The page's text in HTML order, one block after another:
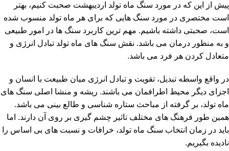
پیش از این که در مورد سنگ ماه تولد اردیبهشت صحبت کنیم، بهتر
است مختصری در مورد سنگ هایی که برای هر ماه تولد منسوب شده
است، صحبتی داشته باشیم. مهم ترین کاربرد سنگ ها در امور طبیعی
و به منظور درمان می باشد. نقش سنگ های ماه تولد تبادل انرژی و
متعادل کردن هر فرد می باشد.
در واقع واسطه تبدیل، تقویت و تبادل انرژی میان طبیعت با انسان و
اجزای دیگر محیط اطرافمان می باشند. ریشه و منشا اصلی سنگ های
ماه تولد، بر گرفته از مباحث ستاره شناسی و طالع بینی می باشد.
همین طور فرهنگ های مختلف تاثیر چشم گیری بر روی آن دارند. اما
باید در زمان انتخاب سنگ ماه تولد، خرافات و نسبت های بی اساس را
نادیده بگیریم.